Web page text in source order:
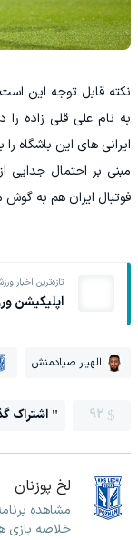
نکته قابل توجه این
به نام علی قلی زاده را
ایرانی های این باشگاه
مبنی بر احتمال جدایی
فوتبال ایران هم به
تازه‌ترین اخبار
اپلیکیشن
الهیار صیادمنش
92 اشتراک
لخ پوزنان
مشاهده
خلاصه بازی